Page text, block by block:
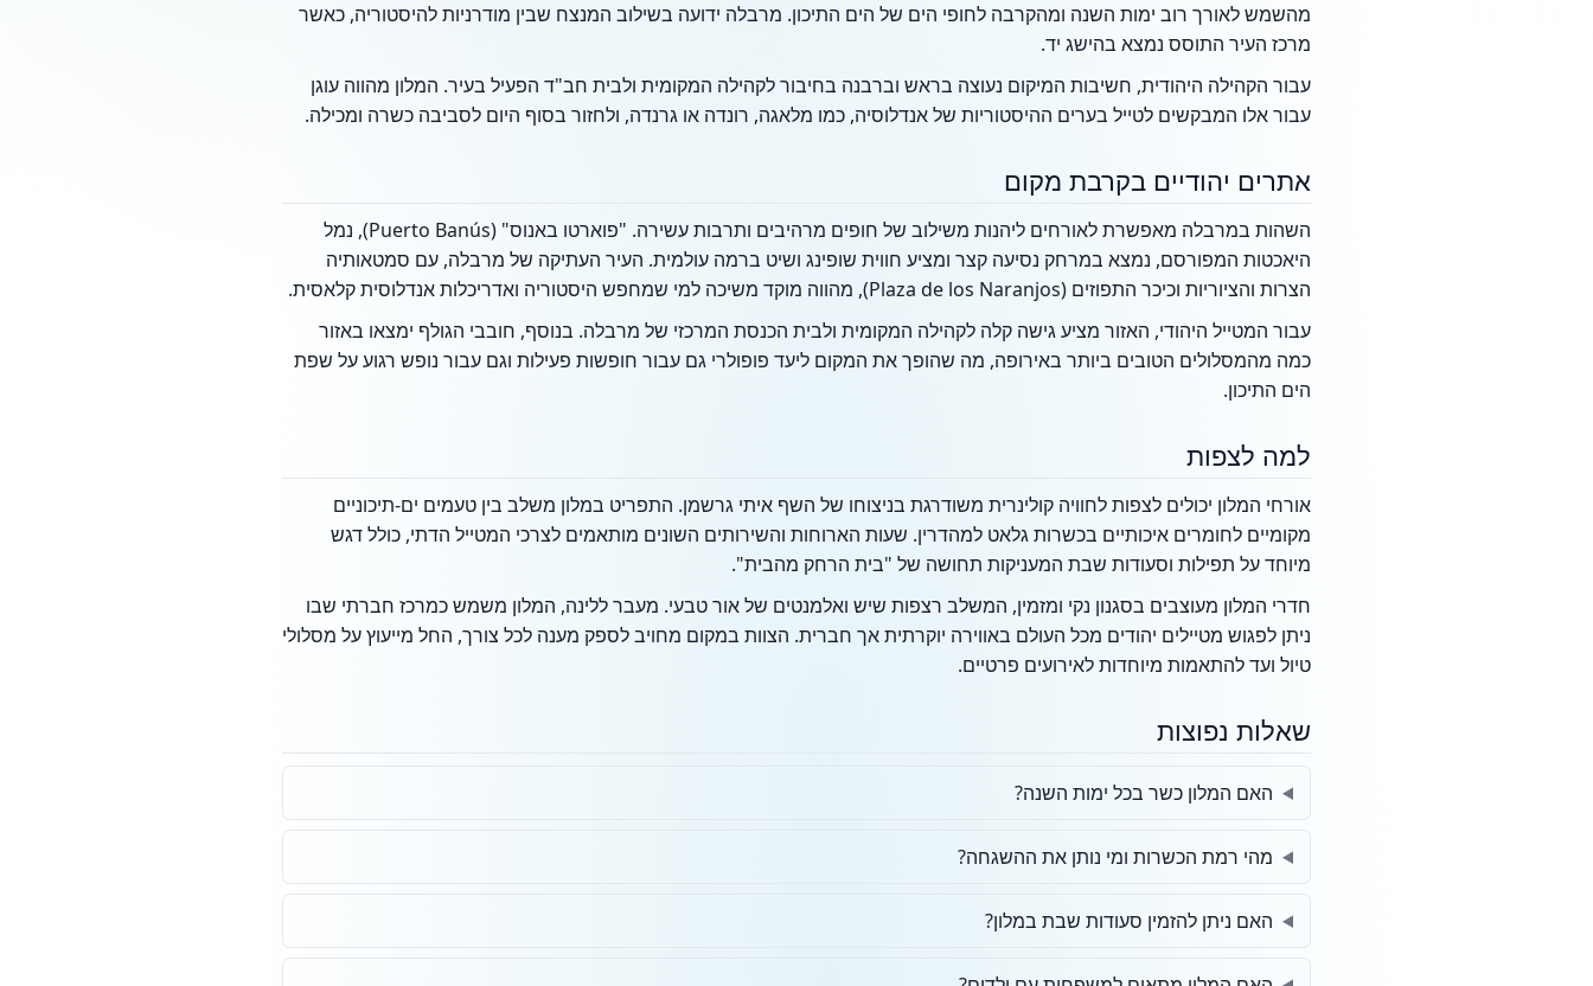
מהשמש לאורך רוב ימות השנה ומהקרבה לחופי הים של הים התיכון. מרבלה ידועה בשילוב המנצח שבין מודרניות להיסטוריה, כאשר
מרכז העיר התוסס נמצא בהישג יד.
עבור הקהילה היהודית, חשיבות המיקום נעוצה בראש וברבנה בחיבור לקהילה המקומית ולבית חב"ד הפעיל בעיר. המלון מהווה עוגן
עבור אלו המבקשים לטייל בערים ההיסטוריות של אנדלוסיה, כמו מלאגה, רונדה או גרנדה, ולחזור בסוף היום לסביבה כשרה ומכילה.
אתרים יהודיים בקרבת מקום
השהות במרבלה מאפשרת לאורחים ליהנות משילוב של חופים מרהיבים ותרבות עשירה. "פוארטו באנוס" (Puerto Banús), נמל
היאכטות המפורסם, נמצא במרחק נסיעה קצר ומציע חווית שופינג ושיט ברמה עולמית. העיר העתיקה של מרבלה, עם סמטאותיה
הצרות והציוריות וכיכר התפוזים (Plaza de los Naranjos), מהווה מוקד משיכה למי שמחפש היסטוריה ואדריכלות אנדלוסית קלאסית.
עבור המטייל היהודי, האזור מציע גישה קלה לקהילה המקומית ולבית הכנסת המרכזי של מרבלה. בנוסף, חובבי הגולף ימצאו באזור
כמה מהמסלולים הטובים ביותר באירופה, מה שהופך את המקום ליעד פופולרי גם עבור חופשות פעילות וגם עבור נופש רגוע על שפת
הים התיכון.
למה לצפות
אורחי המלון יכולים לצפות לחוויה קולינרית משודרגת בניצוחו של השף איתי גרשמן. התפריט במלון משלב בין טעמים ים-תיכוניים
מקומיים לחומרים איכותיים בכשרות גלאט למהדרין. שעות הארוחות והשירותים השונים מותאמים לצרכי המטייל הדתי, כולל דגש
מיוחד על תפילות וסעודות שבת המעניקות תחושה של "בית הרחק מהבית".
חדרי המלון מעוצבים בסגנון נקי ומזמין, המשלב רצפות שיש ואלמנטים של אור טבעי. מעבר ללינה, המלון משמש כמרכז חברתי שבו
ניתן לפגוש מטיילים יהודים מכל העולם באווירה יוקרתית אך חברית. הצוות במקום מחויב לספק מענה לכל צורך, החל מייעוץ על מסלולי
טיול ועד להתאמות מיוחדות לאירועים פרטיים.
שאלות נפוצות
האם המלון כשר בכל ימות השנה?
מהי רמת הכשרות ומי נותן את ההשגחה?
האם ניתן להזמין סעודות שבת במלון?